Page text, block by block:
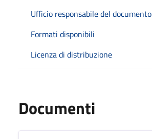
Ufficio responsabile del documento
Formati disponibili
Licenza di distribuzione
Documenti